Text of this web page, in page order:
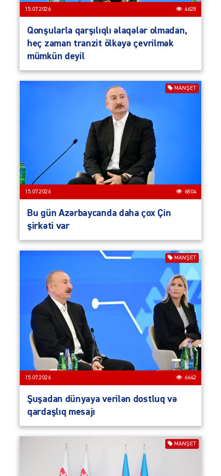
15.07.2026 4628
Qonşularla qarşılıqlı əlaqələr olmadan,
heç zaman tranzit ölkəyə çevrilmək
mümkün deyil
MANŞET
15.07.2026 6804
Bu gün Azərbaycanda daha çox Çin
şirkəti var
MANŞET
15.07.2026 6642
Şuşadan dünyaya verilən dostluq və
qardaşlıq mesajı
MANŞET